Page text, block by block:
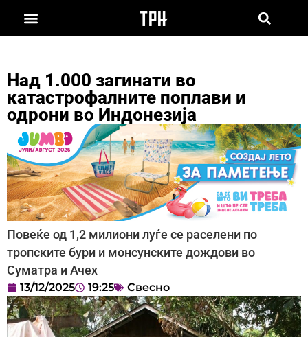
Над 1.000 загинати во
катастрофалните поплави и
одрони во Индонезија
Повеќе од 1,2 милиони луѓе се раселени по
тропските бури и монсунските дождови во
Суматра и Ачех
13/12/2025 19:25 Свесно